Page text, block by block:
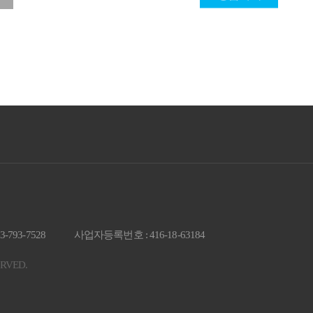
793-7528 사업자등록번호 : 416-18-63184